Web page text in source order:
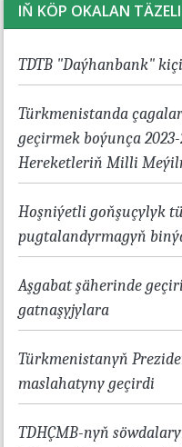
IŇ KÖP OKALAN
TDTB "Daýhanbank"
Türkmenistanda
geçirmek boýunça
Hereketleriň Milli
Hoşniýetli goňşuçylyk
pugtalandyrmagyň
Aşgabat şäherinde
gatnaşyjylara
Türkmenistanyň
maslahatyny geçirdi
TDHÇMB-nyň